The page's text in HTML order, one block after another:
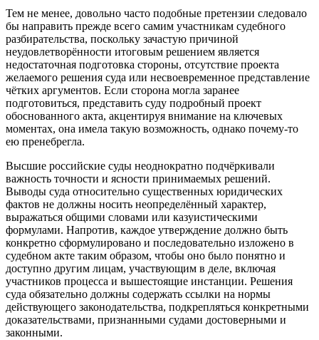
Тем не менее, довольно часто подобные претензии следовало
бы направить прежде всего самим участникам судебного
разбирательства, поскольку зачастую причиной
неудовлетворённости итоговым решением является
недостаточная подготовка стороны, отсутствие проекта
желаемого решения суда или несвоевременное представление
чётких аргументов. Если сторона могла заранее
подготовиться, представить суду подробный проект
обоснованного акта, акцентируя внимание на ключевых
моментах, она имела такую возможность, однако почему-то
ею пренебрегла.
Высшие российские суды неоднократно подчёркивали
важность точности и ясности принимаемых решений.
Выводы суда относительно существенных юридических
фактов не должны носить неопределённый характер,
выражаться общими словами или казуистическими
формулами. Напротив, каждое утверждение должно быть
конкретно сформулировано и последовательно изложено в
судебном акте таким образом, чтобы оно было понятно и
доступно другим лицам, участвующим в деле, включая
участников процесса и вышестоящие инстанции. Решения
суда обязательно должны содержать ссылки на нормы
действующего законодательства, подкрепляться конкретными
доказательствами, признанными судами достоверными и
законными.